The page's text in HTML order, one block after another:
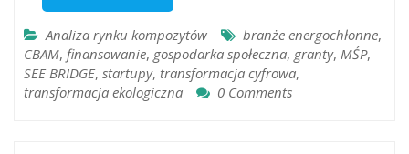
Analiza rynku kompozytów branże energochłonne,
CBAM, finansowanie, gospodarka społeczna, granty, MŚP,
SEE BRIDGE, startupy, transformacja cyfrowa,
transformacja ekologiczna
0 Comments